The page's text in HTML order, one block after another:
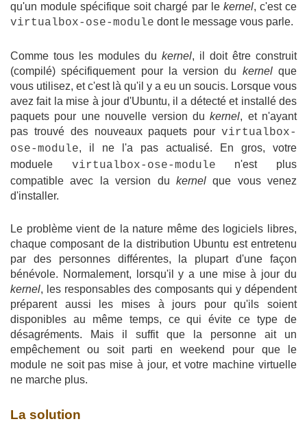
qu'un module spécifique soit chargé par le kernel, c'est ce
virtualbox-ose-module dont le message vous parle.
Comme tous les modules du kernel, il doit être construit
(compilé) spécifiquement pour la version du kernelque
vous utilisez, et c'est là qu'il y a eu un soucis. Lorsque vous
avez fait la mise à jour d'Ubuntu, il a détecté et installé des
paquets pour une nouvelle version dukernel, et n'ayant
pas trouvé des nouveaux paquets pour virtualbox-
ose-module, il ne l'a pas actualisé. En gros, votre
moduele virtualbox-ose-module n'est plus
compatible avec la version du kernelque vous venez
d'installer.
Le problème vient de la nature même des logiciels libres,
chaque composant de la distribution Ubuntu est entretenu
par des personnes différentes, la plupart d'une façon
bénévole. Normalement, lorsqu'il y a une mise à jour du
kernel, les responsables des composants qui y dépendent
préparent aussi les mises à jours pour qu'ils soient
disponibles au même temps, ce qui évite ce type de
désagréments. Mais il suffit que la personne ait un
empêchement ou soit parti en weekend pour que le
module ne soit pas mise à jour, et votre machine virtuelle
ne marche plus.
La solution